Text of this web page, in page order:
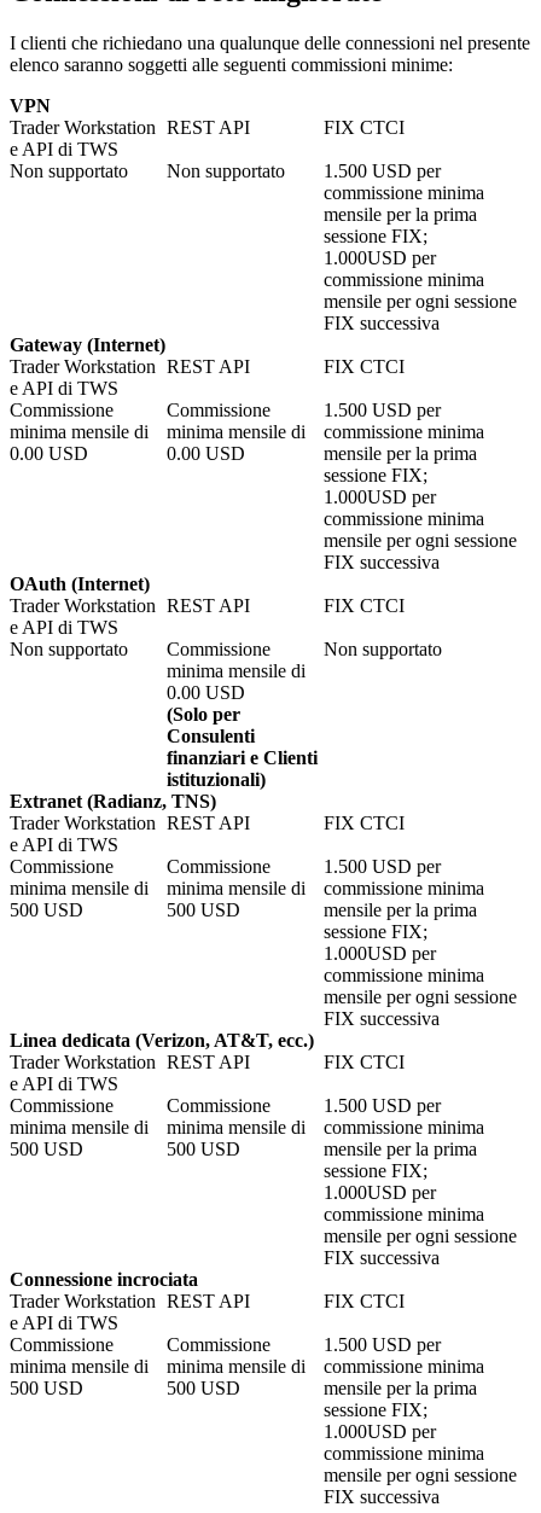
I clienti che richiedano una qualunque delle connessioni nel presente
elenco saranno soggetti alle seguenti commissioni minime:
VPN
Trader Workstation
e API di TWS
REST API FIX CTCI
Non supportato Non supportato 1.500 USD per
commissione minima
mensile per la prima
sessione FIX;
1.000USD per
commissione minima
mensile per ogni sessione
FIX successiva
Gateway (Internet)
Trader Workstation
e API di TWS
REST API FIX CTCI
Commissione
minima mensile di
0.00 USD
Commissione
minima mensile di
0.00 USD
1.500 USD per
commissione minima
mensile per la prima
sessione FIX;
1.000USD per
commissione minima
mensile per ogni sessione
FIX successiva
OAuth (Internet)
Trader Workstation
e API di TWS
REST API FIX CTCI
Non supportato
Commissione
minima mensile di
0.00 USD
(Solo per
Consulenti
finanziari e Clienti
istituzionali)
Non supportato
Extranet (Radianz, TNS)
Trader Workstation
e API di TWS
REST API FIX CTCI
Commissione
minima mensile di
500 USD
Commissione
minima mensile di
500 USD
1.500 USD per
commissione minima
mensile per la prima
sessione FIX;
1.000USD per
commissione minima
mensile per ogni sessione
FIX successiva
Linea dedicata (Verizon, AT&T, ecc.)
Trader Workstation
e API di TWS
REST API FIX CTCI
Commissione
minima mensile di
500 USD
Commissione
minima mensile di
500 USD
1.500 USD per
commissione minima
mensile per la prima
sessione FIX;
1.000USD per
commissione minima
mensile per ogni sessione
FIX successiva
Connessione incrociata
Trader Workstation
e API di TWS
REST API FIX CTCI
Commissione
minima mensile di
500 USD
Commissione
minima mensile di
500 USD
1.500 USD per
commissione minima
mensile per la prima
sessione FIX;
1.000USD per
commissione minima
mensile per ogni sessione
FIX successiva